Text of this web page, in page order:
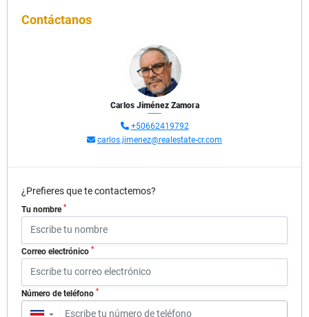
Contáctanos
Carlos Jiménez Zamora
+50662419792
carlos.jimenez@realestate-cr.com
¿Prefieres que te contactemos?
Tu nombre *
Correo electrónico *
Número de teléfono *
▼